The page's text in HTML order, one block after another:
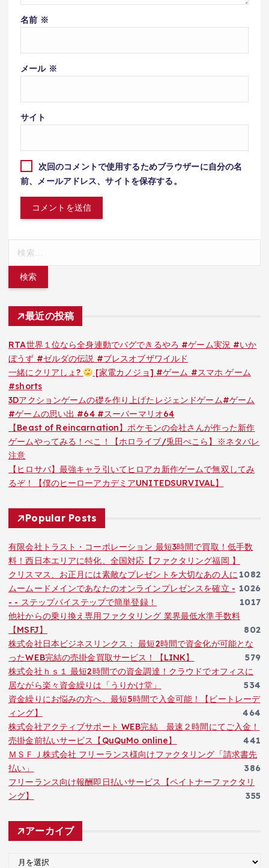
名前 ※
メール ※
サイト
次回のコメントで使用するためブラウザーに自分の名
前、メールアドレス、サイトを保存する。
最近の投稿
RTA世界１位なら全身連動でバグできるやろ #ゲーム実況 #いか
ぼうず #ゼルダの伝説 #ブレスオブザワイルド
一緒にクリアしょ?
[家電カノジョ] #ゲーム #スマホ ゲーム
#shorts
3Dアクションゲームの礎を作り上げたレジェンドゲーム#ゲーム
#ゲームの思い出 #64 #スーパーマリオ64
【Beast of Reincarnation】ポケモンの会社さんが作った新作
ゲームやってみる！ぺこ！【ホロライブ/兎田ぺこら】※ネタバレ
注意
【ヒロサバ】最強キャラ引いてヒロアカ新作ゲームで無双してみ
るぞ！【僕のヒーローアカデミアUNITEDSURVIVAL】
Popular Posts
有限会社トラスト・コーポレーション 最短3時間で買取！低手数
料！西日本エリアに特化、全国対応【ファクタリング福岡 】
1082
クリスマス、お正月には素敵なプレゼントを大切なあの人に
1026
ムームードメインであなたのオンラインプレゼンスを確立 -
- - ステップバイステップで簡単登録！
1017
他社からの乗り換え専用ファクタリング 業界最低水準手数料
【MSFJ】
802
株式会社日本ビジネスリンクス： 最短2時間で資金化が可能とな
ったWEB完結の売掛金買取サービス！【LINK】
579
株式会社ｈｓ１ 最短2時間での資金調達！クラウドでオフィスに
居ながら楽々資金繰りは「うりかけ堂」
534
資金繰りにお悩みの方へ、最短5時間で入金可能！【ビートレーデ
ィング】
464
株式会社アクティブサポート WEB完結 最速２時間にてご入金！
売掛金前払いサービス【QuQuMo online】
441
ＭＳＦＪ株式会社 フリーランス様向けファクタリング「請求書先
払い」
386
フリーランス向け報酬即日払いサービス【ペイトナーファクタリ
ング】
355
アーカイブ